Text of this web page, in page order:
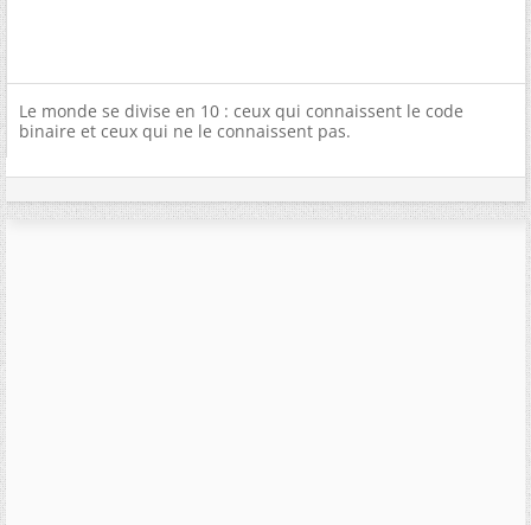
Le monde se divise en 10 : ceux qui connaissent le code
binaire et ceux qui ne le connaissent pas.